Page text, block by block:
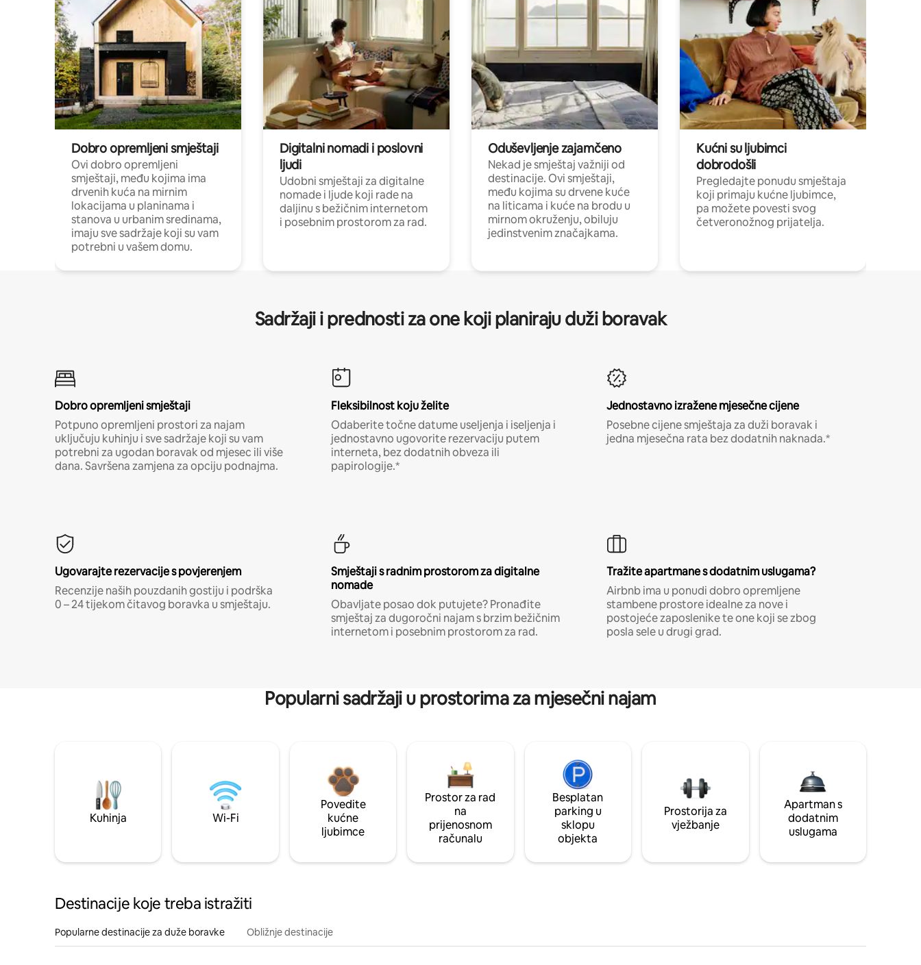
Dobro opremljeni smještaji
Ovi dobro opremljeni
smještaji, među kojima ima
drvenih kuća na mirnim
lokacijama u planinama i
stanova u urbanim sredinama,
imaju sve sadržaje koji su vam
potrebni u vašem domu.
Digitalni nomadi i poslovni
ljudi
Udobni smještaji za digitalne
nomade i ljude koji rade na
daljinu s bežičnim internetom
i posebnim prostorom za rad.
Oduševljenje zajamčeno
Nekad je smještaj važniji od
destinacije. Ovi smještaji,
među kojima su drvene kuće
na liticama i kuće na brodu u
mirnom okruženju, obiluju
jedinstvenim značajkama.
Kućni su ljubimci
dobrodošli
Pregledajte ponudu smještaja
koji primaju kućne ljubimce,
pa možete povesti svog
četveronožnog prijatelja.
Sadržaji i prednosti za one koji planiraju duži boravak
Dobro opremljeni smještaji
Potpuno opremljeni prostori za najam
uključuju kuhinju i sve sadržaje koji su vam
potrebni za ugodan boravak od mjesec ili više
dana. Savršena zamjena za opciju podnajma.
Fleksibilnost koju želite
Odaberite točne datume useljenja i iseljenja i
jednostavno ugovorite rezervaciju putem
interneta, bez dodatnih obveza ili
papirologije.*
Jednostavno izražene mjesečne cijene
Posebne cijene smještaja za duži boravak i
jedna mjesečna rata bez dodatnih naknada.*
Ugovarajte rezervacije s povjerenjem
Recenzije naših pouzdanih gostiju i podrška
0 – 24 tijekom čitavog boravka u smještaju.
Smještaji s radnim prostorom za digitalne
nomade
Obavljate posao dok putujete? Pronađite
smještaj za dugoročni najam s brzim bežičnim
internetom i posebnim prostorom za rad.
Tražite apartmane s dodatnim uslugama?
Airbnb ima u ponudi dobro opremljene
stambene prostore idealne za nove i
postojeće zaposlenike te one koji se zbog
posla sele u drugi grad.
Popularni sadržaji u prostorima za mjesečni najam
Kuhinja Wi-Fi
Povedite
kućne
ljubimce
Prostor za rad
na
prijenosnom
računalu
Besplatan
parking u
sklopu
objekta
Prostorija za
vježbanje
Apartman s
dodatnim
uslugama
Destinacije koje treba istražiti
Popularne destinacije za duže boravke Obližnje destinacije